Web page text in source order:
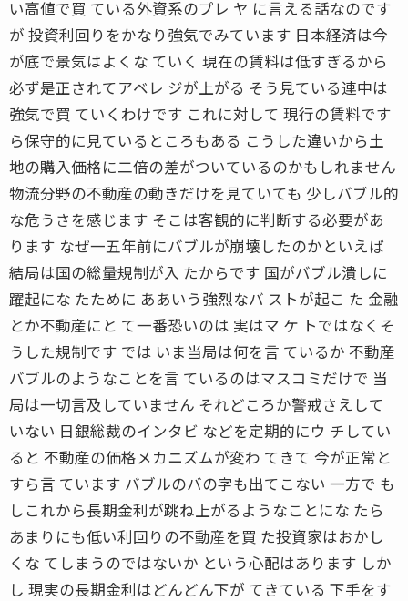
い高値で買 ている外資系のプレ ヤ に言える話なのです
が 投資利回りをかなり強気でみています 日本経済は今
が底で景気はよくな ていく 現在の賃料は低すぎるから
必ず是正されてアベレ ジが上がる そう見ている連中は
強気で買 ていくわけです これに対して 現行の賃料です
ら保守的に見ているところもある こうした違いから土
地の購入価格に二倍の差がついているのかもしれません
物流分野の不動産の動きだけを見ていても 少しバブル的
な危うさを感じます そこは客観的に判断する必要があ
ります なぜ一五年前にバブルが崩壊したのかといえば
結局は国の総量規制が入 たからです 国がバブル潰しに
躍起にな たために ああいう強烈なバ ストが起こ た 金融
とか不動産にと て一番恐いのは 実はマ ケ トではなくそ
うした規制です では いま当局は何を言 ているか 不動産
バブルのようなことを言 ているのはマスコミだけで 当
局は一切言及していません それどころか警戒さえして
いない 日銀総裁のインタビ などを定期的にウ チしてい
ると 不動産の価格メカニズムが変わ てきて 今が正常と
すら言 ています バブルのバの字も出てこない 一方で も
しこれから長期金利が跳ね上がるようなことにな たら
あまりにも低い利回りの不動産を買 た投資家はおかし
くな てしまうのではないか という心配はあります しか
し 現実の長期金利はどんどん下が てきている 下手をす